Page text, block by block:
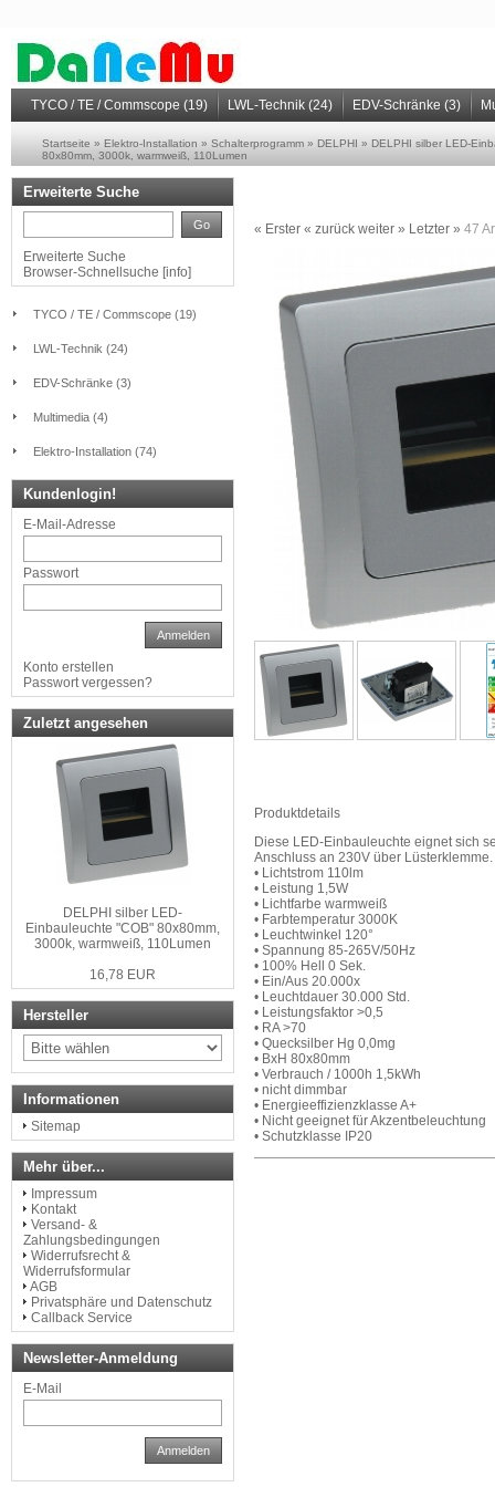
TYCO / TE / Commscope (19) LWL-Technik (24) EDV-Schränke (3)
Startseite » Elektro-Installation » Schalterprogramm » DELPHI » DELPHI silber LED-
80x80mm, 3000k, warmweiß, 110Lumen
« Erster « zurück weiter » Letzter » 47
Produktdetails
Diese LED-Einbauleuchte eignet sich
Anschluss an 230V über Lüsterklemme.
• Lichtstrom 110lm
• Leistung 1,5W
• Lichtfarbe warmweiß
• Farbtemperatur 3000K
• Leuchtwinkel 120°
• Spannung 85-265V/50Hz
• 100% Hell 0 Sek.
• Ein/Aus 20.000x
• Leuchtdauer 30.000 Std.
• Leistungsfaktor >0,5
• RA >70
• Quecksilber Hg 0,0mg
• BxH 80x80mm
• Verbrauch / 1000h 1,5kWh
• nicht dimmbar
• Energieeffizienzklasse A+
• Nicht geeignet für Akzentbeleuchtung
• Schutzklasse IP20
Erweiterte Suche
Go
Erweiterte Suche
Browser-Schnellsuche [info]
TYCO / TE / Commscope (19)
LWL-Technik (24)
EDV-Schränke (3)
Multimedia (4)
Elektro-Installation (74)
Kundenlogin!
E-Mail-Adresse
Passwort
Anmelden
Konto erstellen
Passwort vergessen?
Zuletzt angesehen
DELPHI silber LED-
Einbauleuchte "COB" 80x80mm,
3000k, warmweiß, 110Lumen
16,78 EUR
Hersteller
Informationen
Sitemap
Mehr über...
Impressum
Kontakt
Versand- &
Zahlungsbedingungen
Widerrufsrecht &
Widerrufsformular
AGB
Privatsphäre und Datenschutz
Callback Service
Newsletter-Anmeldung
E-Mail
Anmelden